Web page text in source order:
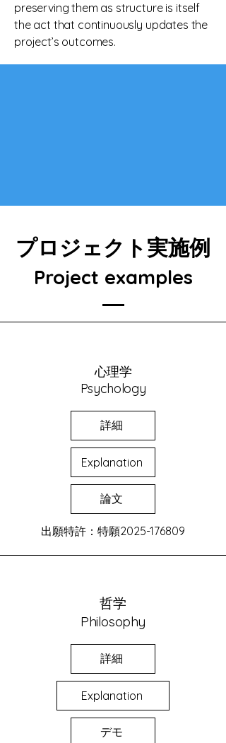
preserving them as structure is itself
the act that continuously updates the
project’s outcomes.
プロジェクト実施例
Project examples
心理学
Psychology
詳細
Explanation
論文
出願特許：特願2025-176809
哲学
Philosophy
詳細
Explanation
デモ